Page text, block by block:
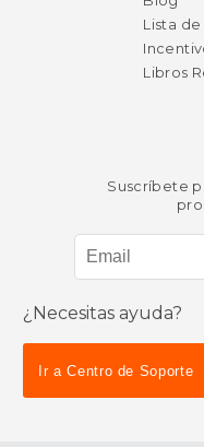
Lista
Libros
Suscríbete
¿Necesitas ayuda?
Ir a Centro de Soporte